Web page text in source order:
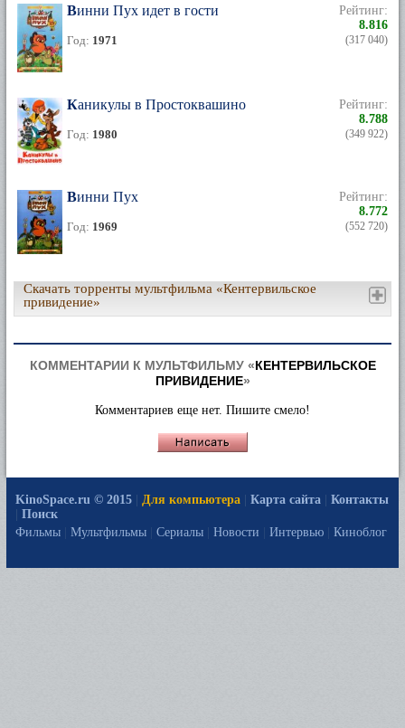
Винни Пух идет в гости
Год: 1971
Рейтинг:
8.816
(317 040)
Каникулы в Простоквашино
Год: 1980
Рейтинг:
8.788
(349 922)
Винни Пух
Год: 1969
Рейтинг:
8.772
(552 720)
Скачать торренты мультфильма «Кентервильское
привидение»
КОММЕНТАРИИ К МУЛЬТФИЛЬМУ «КЕНТЕРВИЛЬСКОЕ
ПРИВИДЕНИЕ»
Комментариев еще нет. Пишите смело!
KinoSpace.ru © 2015 | Для компьютера | Карта сайта | Контакты
| Поиск
Фильмы
Мультфильмы Сериалы Новости Интервью Киноблог